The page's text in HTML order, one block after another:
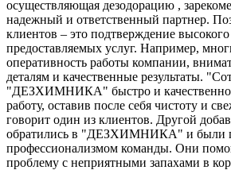
осуществляющая дезодорацию ,
надежный и ответственный партнер.
клиентов – это подтверждение
предоставляемых услуг. Например,
оперативность работы компании,
деталям и качественные результаты.
"ДЕЗХИМНИКА" быстро и
работу, оставив после себя чистоту и
говорит один из клиентов. Другой
обратились в "ДЕЗХИМНИКА" и были
профессионализмом команды. Они
проблему с неприятными запахами в